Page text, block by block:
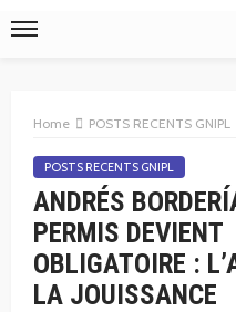
Home POSTS RECENTS GNIPL
POSTS RECENTS GNIPL
ANDRÉS
PERMIS DEVIENT
OBLIGATOIRE :
LA JOUISSANCE